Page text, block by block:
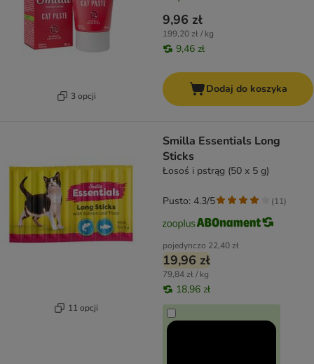
3 opcji
9,96 zł
199,20 zł / kg
9,46 zł
Dodaj do koszyka
11 opcji
Smilla Essentials Long
Sticks
Łosoś i pstrąg (50 x 5 g)
pojedynczo 22,40 zł
19,96 zł
79,84 zł / kg
18,96 zł
Pusto: 4.3/5 (11)